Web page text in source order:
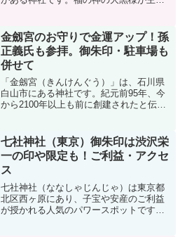
と願い事を叶えてくれますよ。
金劔宮のお守りで金運アップ！孫
正義氏も参拝。御朱印・駐車場も
併せて
「金劔宮（きんけんぐう）」は、石川県
白山市にある神社です。紀元前95年、今
から2100年以上も前に創建されたと伝わ
ひとつとして知名度が高く、会社経営者
や財界の方々が、全国...
七社神社（東京）御朱印は渋沢栄
一の印や限定も！ご利益・アクセ
ス
七社神社（ななしゃじんじゃ）は東京都
北区西ヶ原にあり、子宝や安産のご利益
が授かれる人気のパワースポットです。